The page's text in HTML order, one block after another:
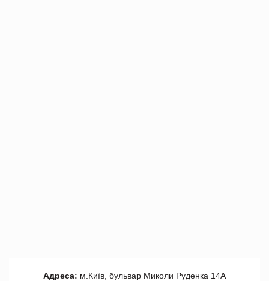
Адреса: м.Київ, бульвар Миколи Руденка 14А